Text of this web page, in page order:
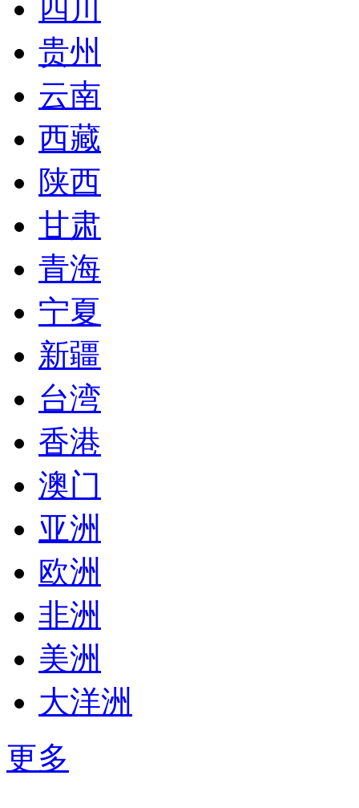
四川
贵州
云南
西藏
陕西
甘肃
青海
宁夏
新疆
台湾
香港
澳门
亚洲
欧洲
非洲
美洲
大洋洲
更多